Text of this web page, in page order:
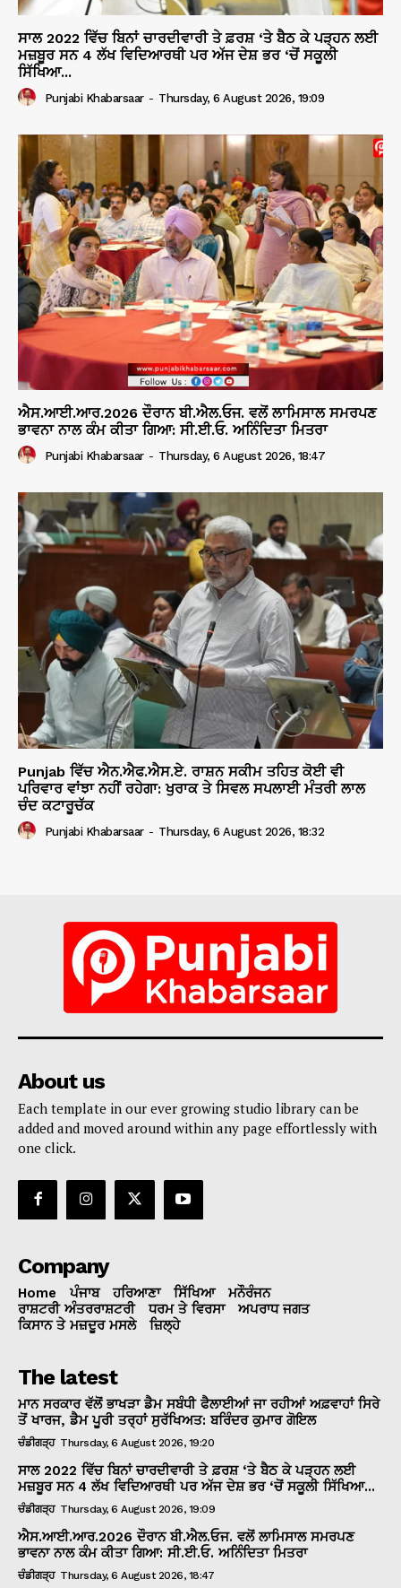
ਸਾਲ 2022 ਵਿੱਚ ਬਿਨਾਂ ਚਾਰਦੀਵਾਰੀ ਤੇ ਫ਼ਰਸ਼ ‘ਤੇ ਬੈਠ ਕੇ ਪੜ੍ਹਨ ਲਈ
ਮਜ਼ਬੂਰ ਸਨ 4 ਲੱਖ ਵਿਦਿਆਰਥੀ ਪਰ ਅੱਜ ਦੇਸ਼ ਭਰ ‘ਚੋਂ ਸਕੂਲੀ
ਸਿੱਖਿਆ...
Punjabi Khabarsaar - Thursday, 6 August 2026, 19:09
ਐਸ.ਆਈ.ਆਰ.2026 ਦੌਰਾਨ ਬੀ.ਐਲ.ਓਜ. ਵਲੋਂ ਲਾਮਿਸਾਲ ਸਮਰਪਣ
ਭਾਵਨਾ ਨਾਲ ਕੰਮ ਕੀਤਾ ਗਿਆ: ਸੀ.ਈ.ਓ. ਅਨਿੰਦਿਤਾ ਮਿਤਰਾ
Punjabi Khabarsaar - Thursday, 6 August 2026, 18:47
Punjab ਵਿੱਚ ਐਨ.ਐਫ.ਐਸ.ਏ. ਰਾਸ਼ਨ ਸਕੀਮ ਤਹਿਤ ਕੋਈ ਵੀ
ਪਰਿਵਾਰ ਵਾਂਝਾ ਨਹੀਂ ਰਹੇਗਾ: ਖੁਰਾਕ ਤੇ ਸਿਵਲ ਸਪਲਾਈ ਮੰਤਰੀ ਲਾਲ
ਚੰਦ ਕਟਾਰੂਚੱਕ
Punjabi Khabarsaar - Thursday, 6 August 2026, 18:32
About us
Each template in our ever growing studio library can be
added and moved around within any page effortlessly with
one click.
Company
Home ਪੰਜਾਬ ਹਰਿਆਣਾ ਸਿੱਖਿਆ
ਮਨੌਰੰਜਨ
ਰਾਸ਼ਟਰੀ ਅੰਤਰਰਾਸ਼ਟਰੀ
ਧਰਮ ਤੇ ਵਿਰਸਾ
ਅਪਰਾਧ ਜਗਤ
ਕਿਸਾਨ ਤੇ ਮਜ਼ਦੂਰ ਮਸਲੇ
ਜ਼ਿਲ੍ਹੇ
The latest
ਮਾਨ ਸਰਕਾਰ ਵੱਲੋਂ ਭਾਖੜਾ ਡੈਮ ਸਬੰਧੀ ਫੈਲਾਈਆਂ ਜਾ ਰਹੀਆਂ ਅਫ਼ਵਾਹਾਂ ਸਿਰੇ
ਤੋਂ ਖਾਰਜ, ਡੈਮ ਪੂਰੀ ਤਰ੍ਹਾਂ ਸੁਰੱਖਿਅਤ: ਬਰਿੰਦਰ ਕੁਮਾਰ ਗੋਇਲ
ਚੰਡੀਗੜ੍ਹ Thursday, 6 August 2026, 19:20
ਸਾਲ 2022 ਵਿੱਚ ਬਿਨਾਂ ਚਾਰਦੀਵਾਰੀ ਤੇ ਫ਼ਰਸ਼ ‘ਤੇ ਬੈਠ ਕੇ ਪੜ੍ਹਨ ਲਈ
ਮਜ਼ਬੂਰ ਸਨ 4 ਲੱਖ ਵਿਦਿਆਰਥੀ ਪਰ ਅੱਜ ਦੇਸ਼ ਭਰ ‘ਚੋਂ ਸਕੂਲੀ ਸਿੱਖਿਆ...
ਚੰਡੀਗੜ੍ਹ Thursday, 6 August 2026, 19:09
ਐਸ.ਆਈ.ਆਰ.2026 ਦੌਰਾਨ ਬੀ.ਐਲ.ਓਜ. ਵਲੋਂ ਲਾਮਿਸਾਲ ਸਮਰਪਣ
ਭਾਵਨਾ ਨਾਲ ਕੰਮ ਕੀਤਾ ਗਿਆ: ਸੀ.ਈ.ਓ. ਅਨਿੰਦਿਤਾ ਮਿਤਰਾ
ਚੰਡੀਗੜ੍ਹ Thursday, 6 August 2026, 18:47